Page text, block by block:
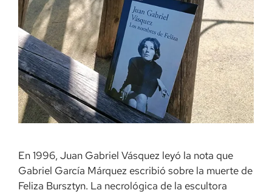
En 1996, Juan Gabriel Vásquez leyó la nota que
Gabriel García Márquez escribió sobre la muerte de
Feliza Bursztyn. La necrológica de la escultora